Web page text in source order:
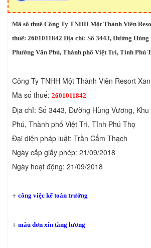
Mã số thuế Công Ty TNHH Một Thành Viên
thuế: 2601011842 Địa chỉ: Số 3443, Đường
Phường Vân Phú, Thành phố Việt Trì, Tỉnh Phú
Công Ty TNHH Một Thành Viên Resort
Mã số thuế: 2601011842
Địa chỉ: Số 3443, Đường Hùng Vương, Khu
Phú, Thành phố Việt Trì, Tỉnh Phú Thọ
Đại diện pháp luật: Trần Cẩm Thạch
Ngày cấp giấy phép: 21/09/2018
Ngày hoạt động: 21/09/2018
+ công việc kế toán trưởng
+ mẫu đơn xin tăng lương